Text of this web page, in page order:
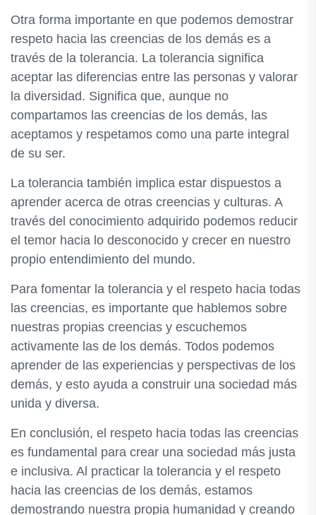
Otra forma importante en que podemos demostrar
respeto hacia las creencias de los demás es a
través de la tolerancia. La tolerancia significa
aceptar las diferencias entre las personas y valorar
la diversidad. Significa que, aunque no
compartamos las creencias de los demás, las
aceptamos y respetamos como una parte integral
de su ser.
La tolerancia también implica estar dispuestos a
aprender acerca de otras creencias y culturas. A
través del conocimiento adquirido podemos reducir
el temor hacia lo desconocido y crecer en nuestro
propio entendimiento del mundo.
Para fomentar la tolerancia y el respeto hacia todas
las creencias, es importante que hablemos sobre
nuestras propias creencias y escuchemos
activamente las de los demás. Todos podemos
aprender de las experiencias y perspectivas de los
demás, y esto ayuda a construir una sociedad más
unida y diversa.
En conclusión, el respeto hacia todas las creencias
es fundamental para crear una sociedad más justa
e inclusiva. Al practicar la tolerancia y el respeto
hacia las creencias de los demás, estamos
demostrando nuestra propia humanidad y creando